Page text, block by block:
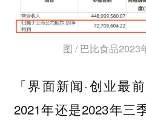
图 / 巴比食品2023
「界面新闻·创业最
2021年还是2023年三